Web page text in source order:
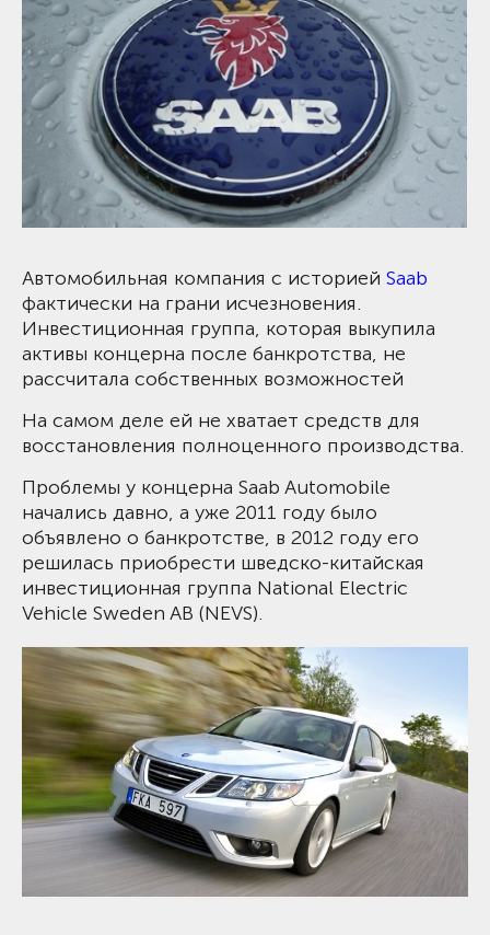
Автомобильная компания с историей Saab
фактически на грани исчезновения.
Инвестиционная группа, которая выкупила
активы концерна после банкротства, не
рассчитала собственных возможностей
На самом деле ей не хватает средств для
восстановления полноценного производства.
Проблемы у концерна Saab Automobile
начались давно, а уже 2011 году было
объявлено о банкротстве, в 2012 году его
решилась приобрести шведско-китайская
инвестиционная группа National Electric
Vehicle Sweden AB (NEVS).